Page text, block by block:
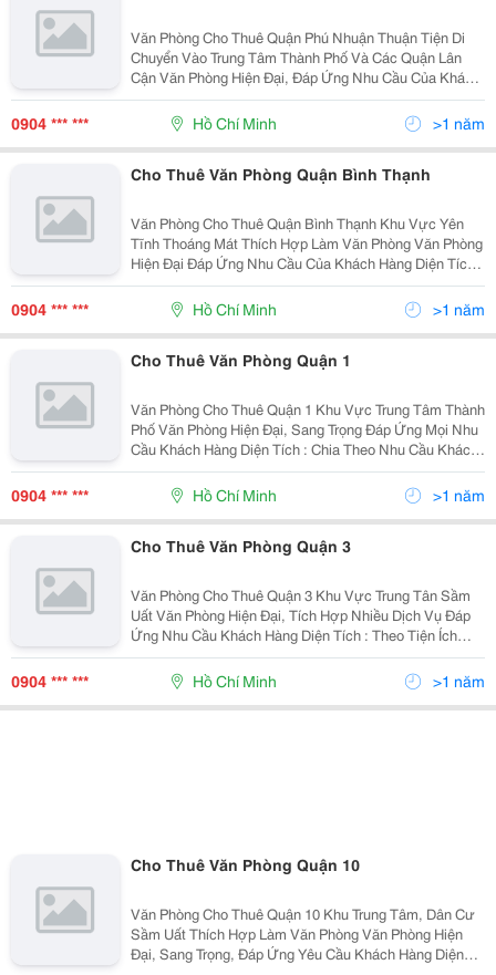
Văn Phòng Cho Thuê Quận Phú Nhuận Thuận Tiện Di
Chuyển Vào Trung Tâm Thành Phố Và Các Quận Lân
Cận Văn Phòng Hiện Đại, Đáp Ứng Nhu Cầu Của Khách
Hàng Diện Tích : Chia Theo Tiện Ích Của Khách Hàng (
Từ 30 &Ndash; 200M2 ) Giá Cho Thuê : Từ 8 &
0904 *** *** Hồ Chí Minh >1 năm
Cho Thuê Văn Phòng Quận Bình Thạnh
Văn Phòng Cho Thuê Quận Bình Thạnh Khu Vực Yên
Tĩnh Thoáng Mát Thích Hợp Làm Văn Phòng Văn Phòng
Hiện Đại Đáp Ứng Nhu Cầu Của Khách Hàng Diện Tích :
Chia Theo Tiện Ích Khách Hàng ( Từ 40 &Ndash; 450M2
0904 *** *** Hồ Chí Minh >1 năm
Cho Thuê Văn Phòng Quận 1
Văn Phòng Cho Thuê Quận 1 Khu Vực Trung Tâm Thành
Phố Văn Phòng Hiện Đại, Sang Trọng Đáp Ứng Mọi Nhu
Cầu Khách Hàng Diện Tích : Chia Theo Nhu Cầu Khách
Hàng ( Từ 40 &Ndash; 300M2 ) Giá Thuê : Từ 14
&Ndash; 30Usd/M2 Đội Ngũ Nhân Viên Tư Vấ
0904 *** *** Hồ Chí Minh >1 năm
Cho Thuê Văn Phòng Quận 3
Văn Phòng Cho Thuê Quận 3 Khu Vực Trung Tân Sầm
Uất Văn Phòng Hiện Đại, Tích Hợp Nhiều Dịch Vụ Đáp
Ứng Nhu Cầu Khách Hàng Diện Tích : Theo Tiện Ích
Khách Hàng ( 20 &Ndash; 400M2) Giá Thuê : Từ 14
&Ndash; 30 Usd/M2 Đội Ngũ Nhân Viên Tư Vấn
0904 *** *** Hồ Chí Minh >1 năm
Cho Thuê Văn Phòng Quận 10
Văn Phòng Cho Thuê Quận 10 Khu Trung Tâm, Dân Cư
Sầm Uất Thích Hợp Làm Văn Phòng Văn Phòng Hiện
Đại, Sang Trọng, Đáp Ứng Yêu Cầu Khách Hàng Diện